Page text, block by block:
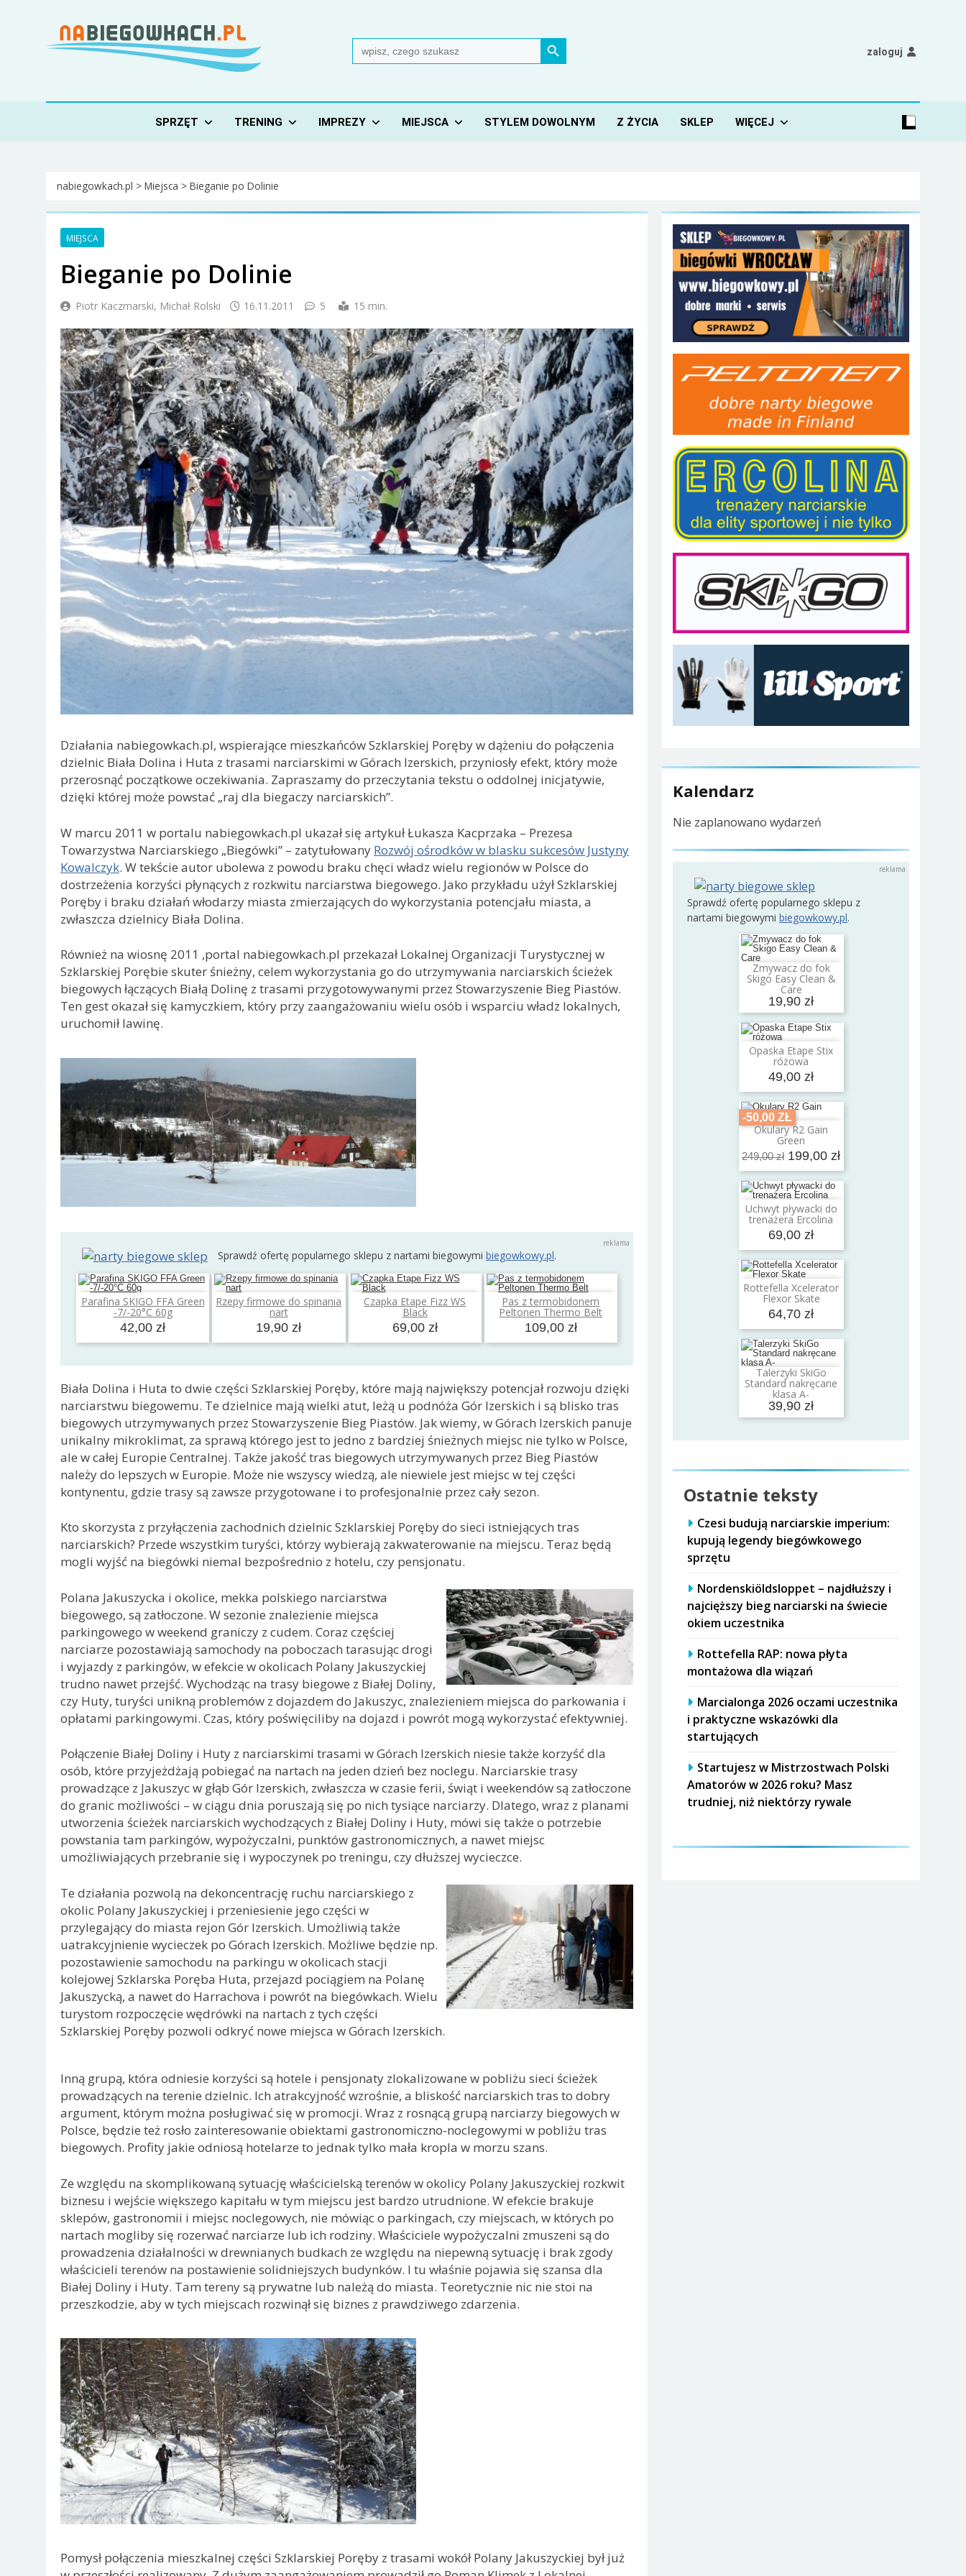
Nabiegowkach.pl
Search
for:
Search Button
zaloguj
SPRZĘT TRENING IMPREZY MIEJSCA STYLEM DOWOLNYM Z ŻYCIA SKLEP WIĘCEJ
nabiegowkach.pl > Miejsca > Bieganie po Dolinie
MIEJSCA
Bieganie po Dolinie
Piotr Kaczmarski, Michał Rolski 16.11.2011 5 15 min.
Działania nabiegowkach.pl, wspierające mieszkańców Szklarskiej Poręby w dążeniu do połączenia
dzielnic Biała Dolina i Huta z trasami narciarskimi w Górach Izerskich, przyniosły efekt, który może
przerosnąć początkowe oczekiwania. Zapraszamy do przeczytania tekstu o oddolnej inicjatywie,
dzięki której może powstać „raj dla biegaczy narciarskich”.
W marcu 2011 w portalu nabiegowkach.pl ukazał się artykuł Łukasza Kacprzaka – Prezesa
Towarzystwa Narciarskiego „Biegówki” – zatytułowany Rozwój ośrodków w blasku sukcesów Justyny
Kowalczyk. W tekście autor ubolewa z powodu braku chęci władz wielu regionów w Polsce do
dostrzeżenia korzyści płynących z rozkwitu narciarstwa biegowego. Jako przykładu użył Szklarskiej
Poręby i braku działań włodarzy miasta zmierzających do wykorzystania potencjału miasta, a
zwłaszcza dzielnicy Biała Dolina.
Również na wiosnę 2011 ,portal nabiegowkach.pl przekazał Lokalnej Organizacji Turystycznej w
Szklarskiej Porębie skuter śnieżny, celem wykorzystania go do utrzymywania narciarskich ścieżek
biegowych łączących Białą Dolinę z trasami przygotowywanymi przez Stowarzyszenie Bieg Piastów.
Ten gest okazał się kamyczkiem, który przy zaangażowaniu wielu osób i wsparciu władz lokalnych,
uruchomił lawinę.
Sprawdź ofertę popularnego sklepu z nartami biegowymi biegowkowy.pl.
Parafina SKIGO FFA Green
-7/-20°C 60g
42,00 zł
Dodaj do koszyka Rzepy firmowe do spinania
nart
19,90 zł
Dodaj do koszyka Czapka Etape Fizz WS
Black
69,00 zł
Dodaj do koszyka Pas z termobidonem
Peltonen Thermo Belt
109,00 zł
Dodaj do koszyka
Biała Dolina i Huta to dwie części Szklarskiej Poręby, które mają największy potencjał rozwoju dzięki
narciarstwu biegowemu. Te dzielnice mają wielki atut, leżą u podnóża Gór Izerskich i są blisko tras
biegowych utrzymywanych przez Stowarzyszenie Bieg Piastów. Jak wiemy, w Górach Izerskich panuje
unikalny mikroklimat, za sprawą którego jest to jedno z bardziej śnieżnych miejsc nie tylko w Polsce,
ale w całej Europie Centralnej. Także jakość tras biegowych utrzymywanych przez Bieg Piastów
należy do lepszych w Europie. Może nie wszyscy wiedzą, ale niewiele jest miejsc w tej części
kontynentu, gdzie trasy są zawsze przygotowane i to profesjonalnie przez cały sezon.
Kto skorzysta z przyłączenia zachodnich dzielnic Szklarskiej Poręby do sieci istniejących tras
narciarskich? Przede wszystkim turyści, którzy wybierają zakwaterowanie na miejscu. Teraz będą
mogli wyjść na biegówki niemal bezpośrednio z hotelu, czy pensjonatu.
Polana Jakuszycka i okolice, mekka polskiego narciarstwa
biegowego, są zatłoczone. W sezonie znalezienie miejsca
parkingowego w weekend graniczy z cudem. Coraz częściej
narciarze pozostawiają samochody na poboczach tarasując drogi
i wyjazdy z parkingów, w efekcie w okolicach Polany Jakuszyckiej
trudno nawet przejść. Wychodząc na trasy biegowe z Białej Doliny,
czy Huty, turyści unikną problemów z dojazdem do Jakuszyc, znalezieniem miejsca do parkowania i
opłatami parkingowymi. Czas, który poświęciliby na dojazd i powrót mogą wykorzystać efektywniej.
Połączenie Białej Doliny i Huty z narciarskimi trasami w Górach Izerskich niesie także korzyść dla
osób, które przyjeżdżają pobiegać na nartach na jeden dzień bez noclegu. Narciarskie trasy
prowadzące z Jakuszyc w głąb Gór Izerskich, zwłaszcza w czasie ferii, świąt i weekendów są zatłoczone
do granic możliwości – w ciągu dnia poruszają się po nich tysiące narciarzy. Dlatego, wraz z planami
utworzenia ścieżek narciarskich wychodzących z Białej Doliny i Huty, mówi się także o potrzebie
powstania tam parkingów, wypożyczalni, punktów gastronomicznych, a nawet miejsc
umożliwiających przebranie się i wypoczynek po treningu, czy dłuższej wycieczce.
Te działania pozwolą na dekoncentrację ruchu narciarskiego z
okolic Polany Jakuszyckiej i przeniesienie jego części w
przylegający do miasta rejon Gór Izerskich. Umożliwią także
uatrakcyjnienie wycieczek po Górach Izerskich. Możliwe będzie np.
pozostawienie samochodu na parkingu w okolicach stacji
kolejowej Szklarska Poręba Huta, przejazd pociągiem na Polanę
Jakuszycką, a nawet do Harrachova i powrót na biegówkach. Wielu
turystom rozpoczęcie wędrówki na nartach z tych części
Szklarskiej Poręby pozwoli odkryć nowe miejsca w Górach Izerskich.
Inną grupą, która odniesie korzyści są hotele i pensjonaty zlokalizowane w pobliżu sieci ścieżek
prowadzących na terenie dzielnic. Ich atrakcyjność wzrośnie, a bliskość narciarskich tras to dobry
argument, którym można posługiwać się w promocji. Wraz z rosnącą grupą narciarzy biegowych w
Polsce, będzie też rosło zainteresowanie obiektami gastronomiczno-noclegowymi w pobliżu tras
biegowych. Profity jakie odniosą hotelarze to jednak tylko mała kropla w morzu szans.
Ze względu na skomplikowaną sytuację właścicielską terenów w okolicy Polany Jakuszyckiej rozkwit
biznesu i wejście większego kapitału w tym miejscu jest bardzo utrudnione. W efekcie brakuje
sklepów, gastronomii i miejsc noclegowych, nie mówiąc o parkingach, czy miejscach, w których po
nartach mogliby się rozerwać narciarze lub ich rodziny. Właściciele wypożyczalni zmuszeni są do
prowadzenia działalności w drewnianych budkach ze względu na niepewną sytuację i brak zgody
właścicieli terenów na postawienie solidniejszych budynków. I tu właśnie pojawia się szansa dla
Białej Doliny i Huty. Tam tereny są prywatne lub należą do miasta. Teoretycznie nic nie stoi na
przeszkodzie, aby w tych miejscach rozwinął się biznes z prawdziwego zdarzenia.
Pomysł połączenia mieszkalnej części Szklarskiej Poręby z trasami wokół Polany Jakuszyckiej był już
Kalendarz
Nie zaplanowano wydarzeń
Sprawdź ofertę popularnego sklepu z
nartami biegowymibiegowkowy.pl.
Zmywacz do fok
Skigo Easy Clean &
Care
19,90 zł
Dodaj do koszyka
Opaska Etape Stix
różowa
49,00 zł
Dodaj do koszyka
-50,00 ZŁ
Okulary R2 Gain
Green
249,00 zł 199,00 zł
Dodaj do koszyka
Uchwyt pływacki do
trenażera Ercolina
69,00 zł
Dodaj do koszyka
Rottefella Xcelerator
Flexor Skate
64,70 zł
Dodaj do koszyka
Talerzyki SkiGo
Standard nakręcane
klasa A-
39,90 zł
Dodaj do koszyka
Ostatnie teksty
Czesi budują narciarskie imperium:
kupują legendy biegówkowego
sprzętu
Nordenskiöldsloppet – najdłuższy i
najcięższy bieg narciarski na świecie
okiem uczestnika
Rottefella RAP: nowa płyta
montażowa dla wiązań
Marcialonga 2026 oczami uczestnika
i praktyczne wskazówki dla
startujących
Startujesz w Mistrzostwach Polski
Amatorów w 2026 roku? Masz
trudniej, niż niektórzy rywale